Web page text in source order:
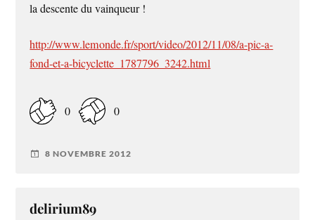
la descente du vainqueur !
http://www.lemonde.fr/sport/video/2012/11/08/a-pic-a-
fond-et-a-bicyclette_1787796_3242.html
0 0
8 NOVEMBRE 2012
delirium89